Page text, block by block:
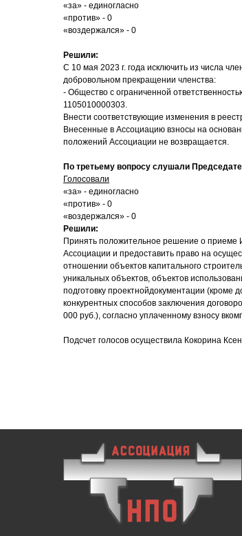
«за» - единогласно
«против» - 0
«воздержался» - 0
Решили:
С 10 мая 2023 г. года исключить из числа
добровольном прекращении членства:
- Общество с ограниченной
1105010000303.
Внести соответствующие изменения в
Внесенные в Ассоциацию взносы на
положений Ассоциации не возвращается.
По третьему вопросу слушали
Голосовали
«за» - единогласно
«против» - 0
«воздержался» - 0
Решили:
Принять положительное решение о
Ассоциации и предоставить право на
отношении объектов капитального
уникальных объектов, объектов
подготовку проектнойдокументации (кроме
конкурентных способов заключения
000 руб.), согласно уплаченному взносу
Подсчет голосов осуществила Кокорина